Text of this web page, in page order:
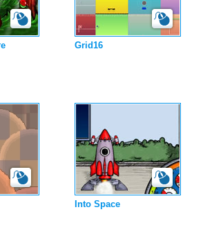
Grid16
Into Space